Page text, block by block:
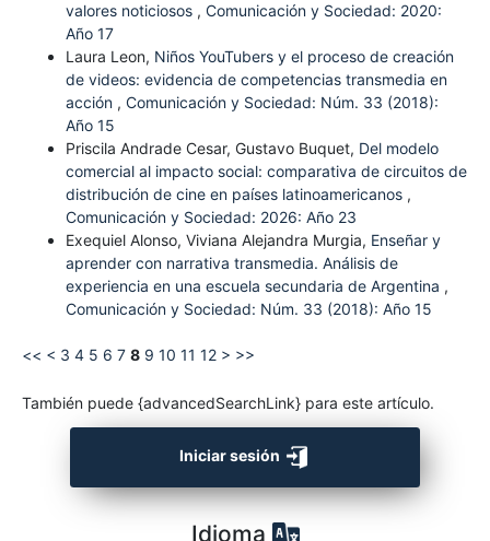
valores noticiosos , Comunicación y Sociedad: 2020:
Año 17
Laura Leon, Niños YouTubers y el proceso de creación
de videos: evidencia de competencias transmedia en
acción , Comunicación y Sociedad: Núm. 33 (2018):
Año 15
Priscila Andrade Cesar, Gustavo Buquet, Del modelo
comercial al impacto social: comparativa de circuitos de
distribución de cine en países latinoamericanos ,
Comunicación y Sociedad: 2026: Año 23
Exequiel Alonso, Viviana Alejandra Murgia, Enseñar y
aprender con narrativa transmedia. Análisis de
experiencia en una escuela secundaria de Argentina ,
Comunicación y Sociedad: Núm. 33 (2018): Año 15
<< < 3 4 5 6 7 8 9 10 11 12 > >>
También puede {advancedSearchLink} para este artículo.
Iniciar sesión
Idioma